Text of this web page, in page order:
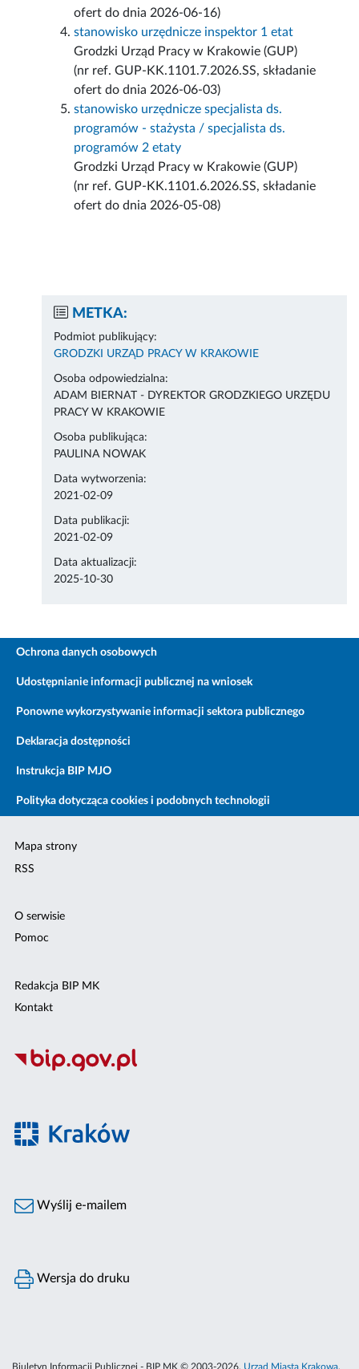
ofert do dnia 2026-06-16)
stanowisko urzędnicze inspektor 1 etat
Grodzki Urząd Pracy w Krakowie (GUP)
(nr ref. GUP-KK.1101.7.2026.SS, składanie
ofert do dnia 2026-06-03)
stanowisko urzędnicze specjalista ds.
programów - stażysta / specjalista ds.
programów 2 etaty
Grodzki Urząd Pracy w Krakowie (GUP)
(nr ref. GUP-KK.1101.6.2026.SS, składanie
ofert do dnia 2026-05-08)
METKA:
Podmiot publikujący:
GRODZKI URZĄD PRACY W KRAKOWIE
Osoba odpowiedzialna:
ADAM BIERNAT - DYREKTOR GRODZKIEGO URZĘDU
PRACY W KRAKOWIE
Osoba publikująca:
PAULINA NOWAK
Data wytworzenia:
2021-02-09
Data publikacji:
2021-02-09
Data aktualizacji:
2025-10-30
Ochrona danych osobowych
Udostępnianie informacji publicznej na wniosek
Ponowne wykorzystywanie informacji sektora publicznego
Deklaracja dostępności
Instrukcja BIP MJO
Polityka dotycząca cookies i podobnych technologii
Mapa strony
RSS
O serwisie
Pomoc
Redakcja BIP MK
Kontakt
Wyślij e-mailem
Wersja do druku
Biuletyn Informacji Publicznej - BIP MK © 2003-2026, Urząd Miasta Krakowa,